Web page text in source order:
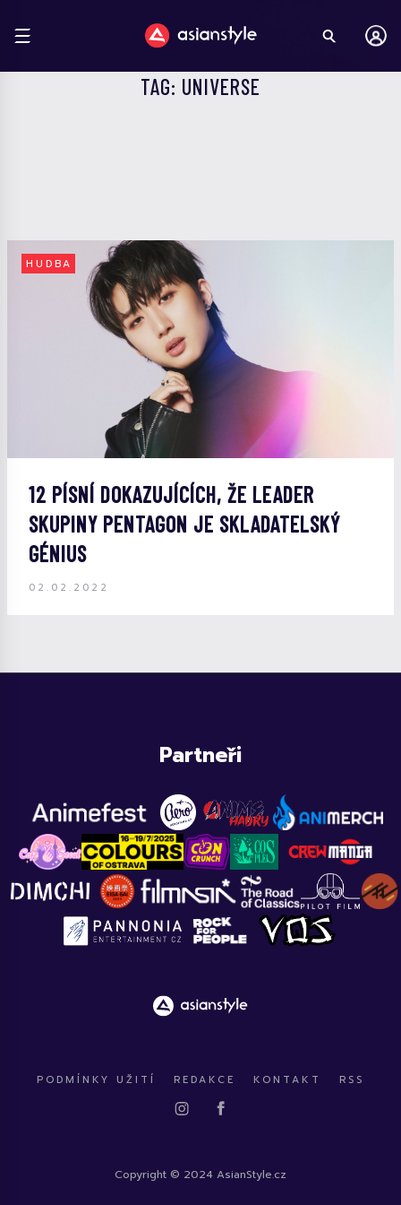
TAG: UNIVERSE
HUDBA
12 PÍSNÍ DOKAZUJÍCÍCH, ŽE LEADER
SKUPINY PENTAGON JE SKLADATELSKÝ
GÉNIUS
02.02.2022
Partneři
PODMÍNKY UŽITÍ REDAKCE KONTAKT RSS
Copyright © 2024 AsianStyle.cz